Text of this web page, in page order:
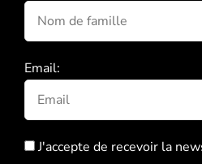
Email:
J'accepte de recevoir la